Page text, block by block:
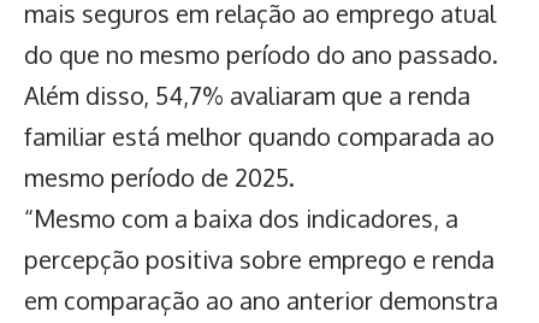
mais seguros em relação ao emprego atual
do que no mesmo período do ano passado.
Além disso, 54,7% avaliaram que a renda
familiar está melhor quando comparada ao
mesmo período de 2025.
“Mesmo com a baixa dos indicadores, a
percepção positiva sobre emprego e renda
em comparação ao ano anterior demonstra